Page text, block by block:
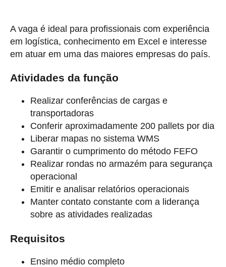
A vaga é ideal para profissionais com experiência
em logística, conhecimento em Excel e interesse
em atuar em uma das maiores empresas do país.
Atividades da função
Realizar conferências de cargas e
transportadoras
Conferir aproximadamente 200 pallets por dia
Liberar mapas no sistema WMS
Garantir o cumprimento do método FEFO
Realizar rondas no armazém para segurança
operacional
Emitir e analisar relatórios operacionais
Manter contato constante com a liderança
sobre as atividades realizadas
Requisitos
Ensino médio completo